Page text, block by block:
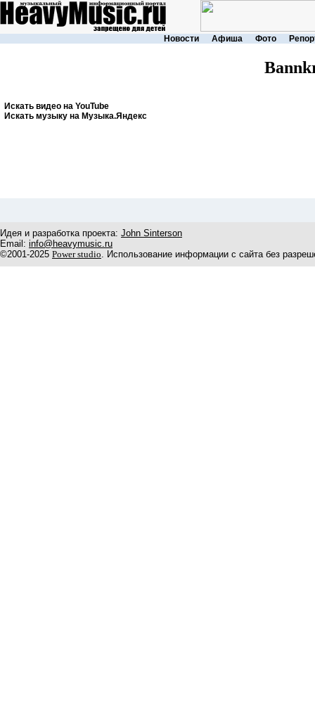
Новости Афиша Фото
Искать видео на YouTube
Искать музыку на Музыка.Яндекс
Идея и разработка проекта: John Sinterson
Email: info@heavymusic.ru
©2001-2025 Power studio. Использование информации с сайта без